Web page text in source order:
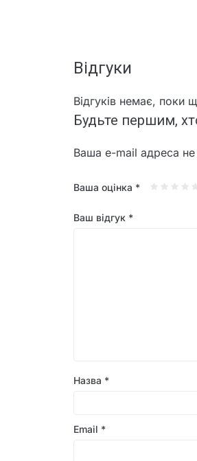
Відгуки
Відгуків немає, поки
Будьте першим,
Ваша e-mail адреса
Ваша оцінка *
Ваш відгук *
Назва *
Email *